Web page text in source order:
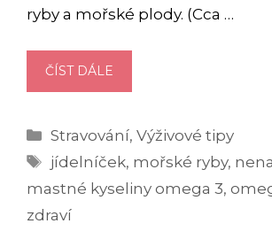
ryby a mořské plody. (Cca …
ČÍST DÁLE
3:
MAJÍ
NEPOSTRADATELNÉ
ÚČINKY
Rubriky
Stravování,Výživové tipy
Štítky
jídelníček, mořské ryby,
mastné kyseliny omega 3,
zdraví